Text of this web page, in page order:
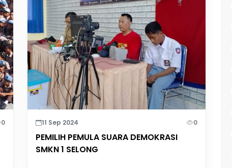
0 11 Sep 2024 0
PEMILIH PEMULA SUARA DEMOKRASI
SMKN 1 SELONG